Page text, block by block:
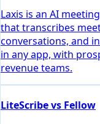
Laxis is an AI
that transcribes
conversations, and
in any app, with
revenue teams.
LiteScribe vs Fellow